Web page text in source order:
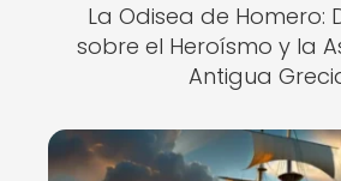
La Odisea de Homero:
sobre el Heroísmo y la
Antigua